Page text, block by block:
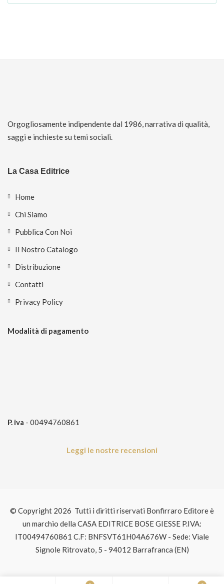
Orgogliosamente indipendente dal 1986, narrativa di qualità,
saggi e inchieste su temi sociali.
La Casa Editrice
Home
Chi Siamo
Pubblica Con Noi
Il Nostro Catalogo
Distribuzione
Contatti
Privacy Policy
Modalità di pagamento
P. iva - 00494760861
Leggi le nostre recensioni
© Copyright 2026 Tutti i diritti riservati Bonfirraro Editore è
un marchio della CASA EDITRICE BOSE GIESSE P.IVA:
IT00494760861 C.F: BNFSVT61H04A676W - Sede: Viale
Signole Ritrovato, 5 - 94012 Barrafranca (EN)